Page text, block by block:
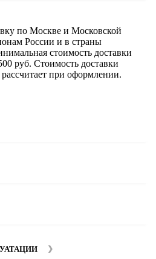
по Москве и Московской
России и в страны
стоимость доставки
руб. Стоимость доставки
при оформлении.
покупки при
от количества и моделей